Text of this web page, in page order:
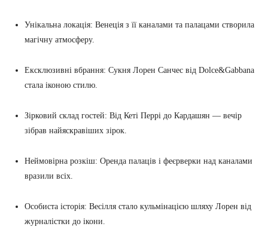
Унікальна локація: Венеція з її каналами та палацами створила
магічну атмосферу.
Ексклюзивні вбрання: Сукня Лорен Санчес від Dolce&Gabbana
стала іконою стилю.
Зірковий склад гостей: Від Кеті Перрі до Кардашян — вечір
зібрав найяскравіших зірок.
Неймовірна розкіш: Оренда палаців і феєрверки над каналами
вразили всіх.
Особиста історія: Весілля стало кульмінацією шляху Лорен від
журналістки до ікони.